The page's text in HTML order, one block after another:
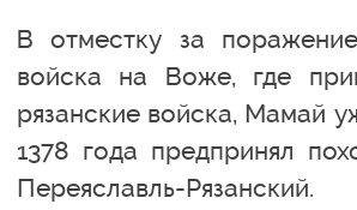
В отместку за
войска на Воже, где
рязанские войска, Мамай
1378 года предпринял
Переяславль-